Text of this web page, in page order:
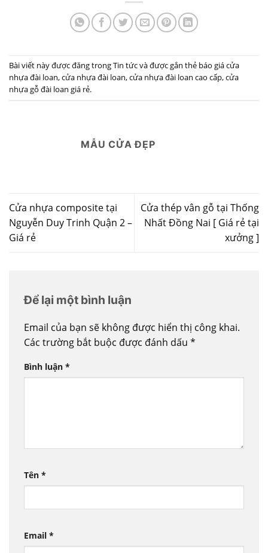
Bài viết này được đăng trongTin tứcvà được gắn thẻ báo giá cửa
nhựa đài loan,cửa nhựa đài loan,cửa nhựa đài loan cao cấp,cửa
nhựa gỗ đài loan giá rẻ.
MẪU CỬA ĐẸP
Cửa nhựa composite tại
Nguyễn Duy Trinh Quận 2 –
Giá rẻ
Cửa thép vân gỗ tại Thống
Nhất Đồng Nai [ Giá rẻ tại
xưởng ]
Để lại một bình luận
Email của bạn sẽ không được hiển thị công khai.
Các trường bắt buộc được đánh dấu *
Bình luận *
Tên *
Email *